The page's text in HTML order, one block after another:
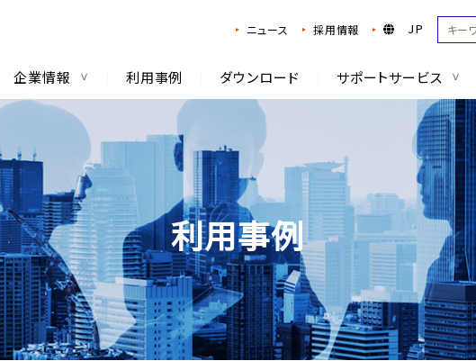
ニュース 採用情報 JP
企業情報 利用事例 ダウンロード サポートサービス
利用事例